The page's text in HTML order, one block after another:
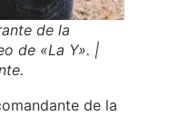
de la
de «La Y». |
de la